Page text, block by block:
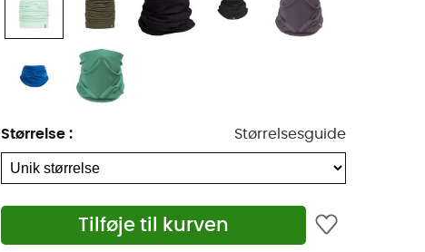
Størrelse : Størrelsesguide
Tilføje til kurven